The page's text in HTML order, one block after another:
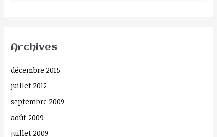
e
h
e
r
Archives
décembre 2015
juillet 2012
septembre 2009
août 2009
juillet 2009